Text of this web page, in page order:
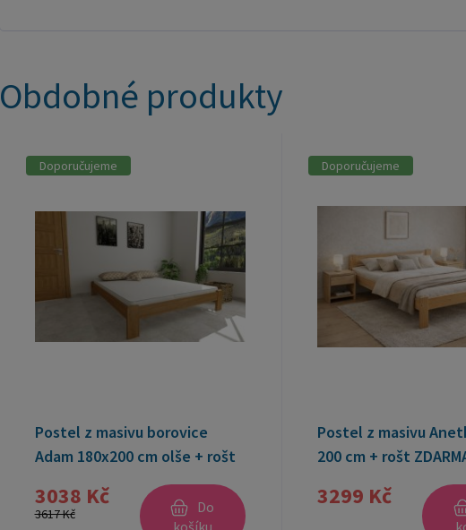
Obdobné produkty
Doporučujeme
Postel z masivu borovice
Adam 180x200 cm olše + rošt
3038 Kč
3617 Kč
Do
košíku
Doporučujeme
Postel z masivu
200 cm + rošt
3299 Kč